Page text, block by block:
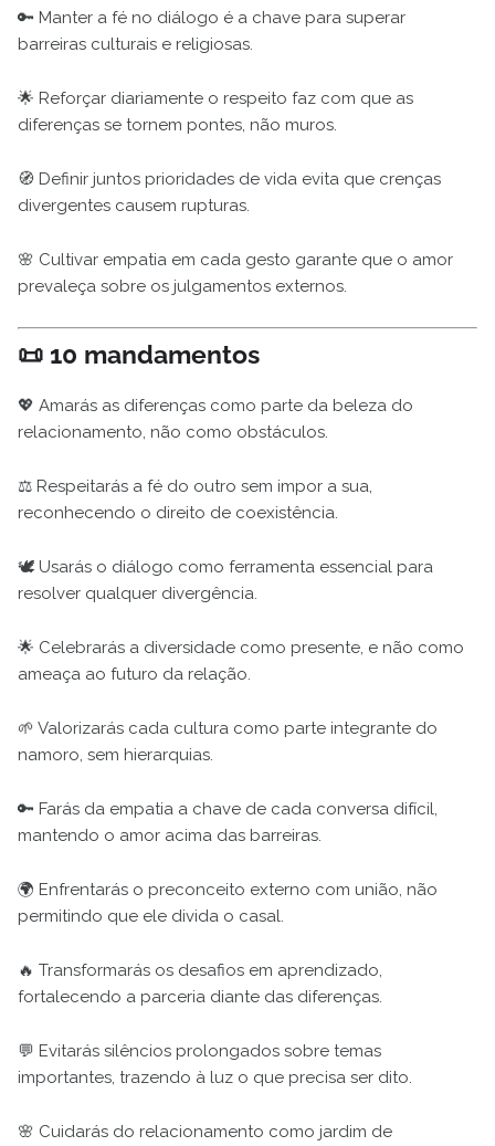
🔑 Manter a fé no diálogo é a chave para superar
barreiras culturais e religiosas.
🌟 Reforçar diariamente o respeito faz com que as
diferenças se tornem pontes, não muros.
🧭 Definir juntos prioridades de vida evita que crenças
divergentes causem rupturas.
🌸 Cultivar empatia em cada gesto garante que o amor
prevaleça sobre os julgamentos externos.
📜 10 mandamentos
💖 Amarás as diferenças como parte da beleza do
relacionamento, não como obstáculos.
⚖️ Respeitarás a fé do outro sem impor a sua,
reconhecendo o direito de coexistência.
🕊️ Usarás o diálogo como ferramenta essencial para
resolver qualquer divergência.
🌟 Celebrarás a diversidade como presente, e não como
ameaça ao futuro da relação.
🌱 Valorizarás cada cultura como parte integrante do
namoro, sem hierarquias.
🔑 Farás da empatia a chave de cada conversa difícil,
mantendo o amor acima das barreiras.
🌍 Enfrentarás o preconceito externo com união, não
permitindo que ele divida o casal.
🔥 Transformarás os desafios em aprendizado,
fortalecendo a parceria diante das diferenças.
💬 Evitarás silêncios prolongados sobre temas
importantes, trazendo à luz o que precisa ser dito.
🌸 Cuidarás do relacionamento como jardim de